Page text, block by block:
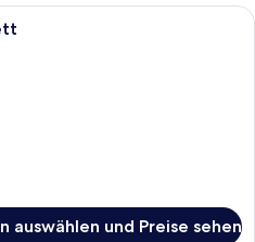
Executive-Zimmer, 1 King-Bett | 1
auswählen und Preise sehen